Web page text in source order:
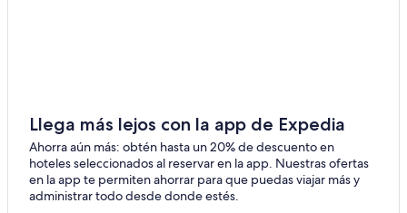
Llega más lejos con la app de Expedia
Ahorra aún más: obtén hasta un 20% de descuento en
hoteles seleccionados al reservar en la app. Nuestras ofertas
en la app te permiten ahorrar para que puedas viajar más y
administrar todo desde donde estés.